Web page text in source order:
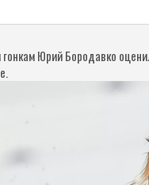
Юрий Бородавко